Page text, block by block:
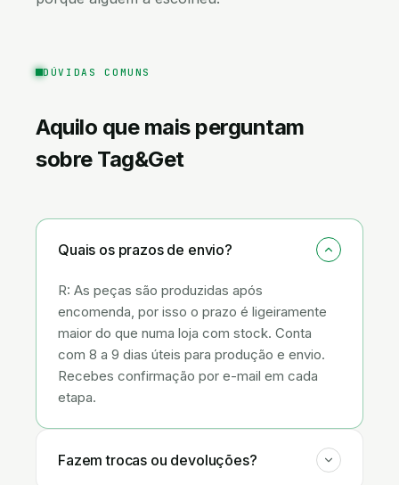
DÚVIDAS COMUNS
Aquilo que mais perguntam
sobre Tag&Get
Quais os prazos de envio?
R: As peças são produzidas após
encomenda, por isso o prazo é ligeiramente
maior do que numa loja com stock. Conta
com 8 a 9 dias úteis para produção e envio.
Recebes confirmação por e-mail em cada
etapa.
Fazem trocas ou devoluções?